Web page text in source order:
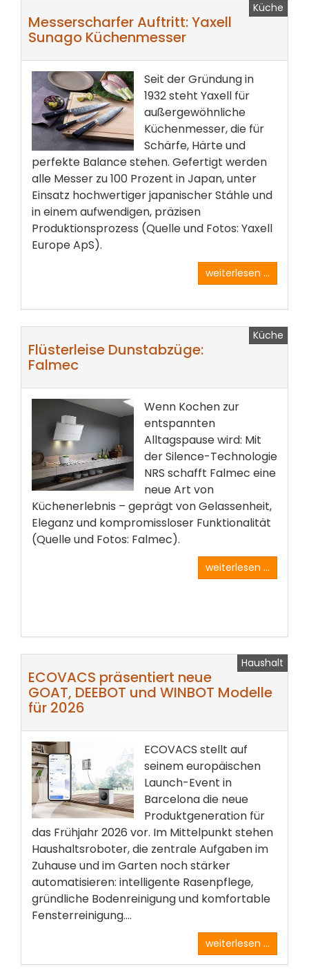
Küche
Messerscharfer Auftritt: Yaxell
Sunago Küchenmesser
Seit der Gründung in
1932 steht Yaxell für
außergewöhnliche
Küchenmesser, die für
Schärfe, Härte und
perfekte Balance stehen. Gefertigt werden
alle Messer zu 100 Prozent in Japan, unter
Einsatz hochwertiger japanischer Stähle und
in einem aufwendigen, präzisen
Produktionsprozess (Quelle und Fotos: Yaxell
Europe ApS).
weiterlesen ...
Küche
Flüsterleise Dunstabzüge:
Falmec
Wenn Kochen zur
entspannten
Alltagspause wird: Mit
der Silence-Technologie
NRS schafft Falmec eine
neue Art von
Küchenerlebnis – geprägt von Gelassenheit,
Eleganz und kompromissloser Funktionalität
(Quelle und Fotos: Falmec).
weiterlesen ...
Haushalt
ECOVACS präsentiert neue
GOAT, DEEBOT und WINBOT Modelle
für 2026
ECOVACS stellt auf
seinem europäischen
Launch-Event in
Barcelona die neue
Produktgeneration für
das Frühjahr 2026 vor. Im Mittelpunkt stehen
Haushaltsroboter, die zentrale Aufgaben im
Zuhause und im Garten noch stärker
automatisieren: intelligente Rasenpflege,
gründliche Bodenreinigung und komfortable
Fensterreinigung....
weiterlesen ...